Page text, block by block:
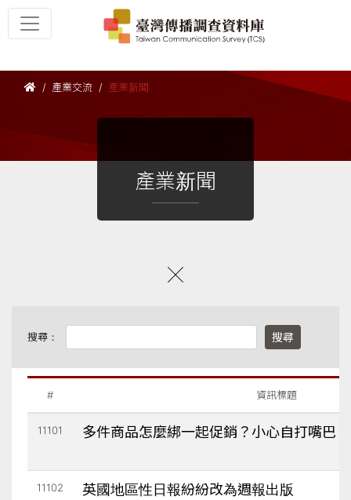
產業交流 產業新聞
產業新聞
搜尋： 搜尋
# 資訊標題
11101 多件商品怎麼綁一起促銷？小心自打嘴巴！
11102 英國地區性日報紛紛改為週報出版